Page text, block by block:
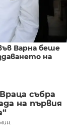
Варна беше
на
събра
на първия